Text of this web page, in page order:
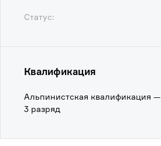
Статус:
Квалификация
Альпинистская квалификация —
3 разряд